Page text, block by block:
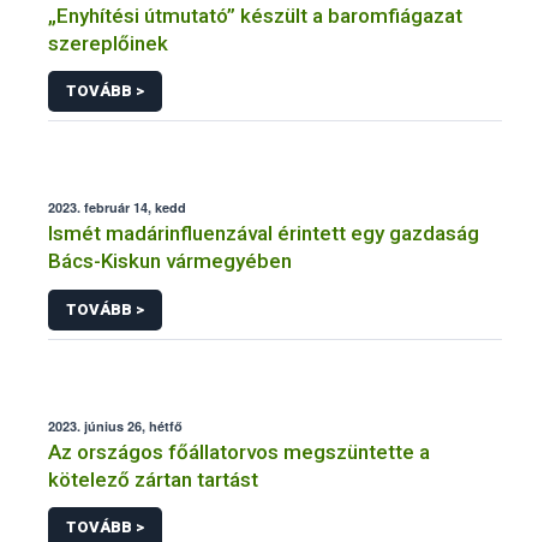
„Enyhítési útmutató” készült a baromfiágazat
szereplőinek
TOVÁBB >
2023. február 14, kedd
Ismét madárinfluenzával érintett egy gazdaság
Bács-Kiskun vármegyében
TOVÁBB >
2023. június 26, hétfő
Az országos főállatorvos megszüntette a
kötelező zártan tartást
TOVÁBB >